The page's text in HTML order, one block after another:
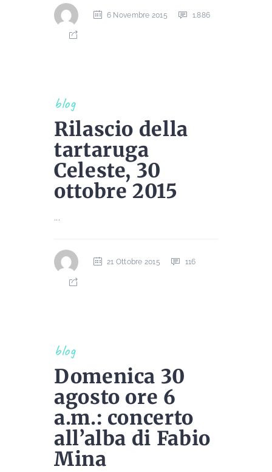
6 Novembre 2015 1.886
blog
Rilascio della
tartaruga
Celeste, 30
ottobre 2015
...
21 Ottobre 2015 116
blog
Domenica 30
agosto ore 6
a.m.: concerto
all’alba di Fabio
Mina